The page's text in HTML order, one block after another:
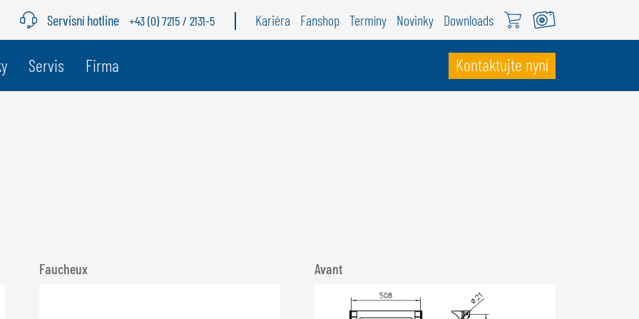
Servisní hotline +43 (0) 7215 / 2131-5 Kariéra Fanshop Termíny Novinky Downloads
Servis Firma Kontaktujte nyní
Faucheux Avant